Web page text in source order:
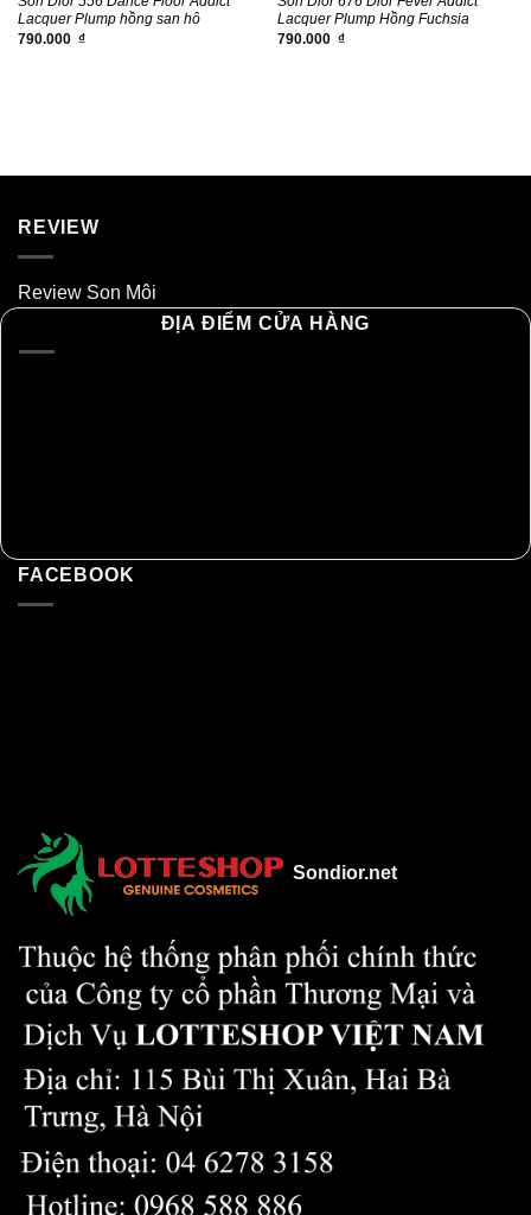
Lacquer Plump hồng san hô
790.000 ₫
Lacquer Plump Hồng Fuchsia
790.000 ₫
REVIEW
Review Son Môi
ĐỊA ĐIỂM CỬA HÀNG
FACEBOOK
Sondior.net